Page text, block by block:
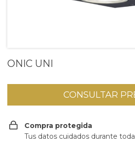
ONIC UNI
Compra protegida
Tus datos cuidados durante